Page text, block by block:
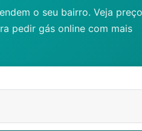
o seu bairro. Veja
pedir gás online com mais